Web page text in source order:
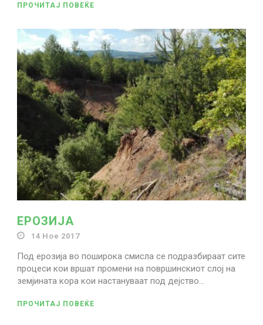
ПРОЧИТАЈ ПОВЕЌЕ
ЕРОЗИЈА
14 Ное 2017
Под ерозија во поширока смисла се подразбираат сите
процеси кои вршат промени на површинскиот слој на
земјината кора кои настануваат под дејство...
ПРОЧИТАЈ ПОВЕЌЕ